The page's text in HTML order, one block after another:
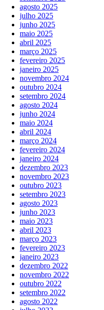
agosto 2025
julho 2025
junho 2025
maio 2025
abril 2025
março 2025
fevereiro 2025
janeiro 2025
novembro 2024
outubro 2024
setembro 2024
agosto 2024
junho 2024
maio 2024
abril 2024
março 2024
fevereiro 2024
janeiro 2024
dezembro 2023
novembro 2023
outubro 2023
setembro 2023
agosto 2023
junho 2023
maio 2023
abril 2023
março 2023
fevereiro 2023
janeiro 2023
dezembro 2022
novembro 2022
outubro 2022
setembro 2022
agosto 2022